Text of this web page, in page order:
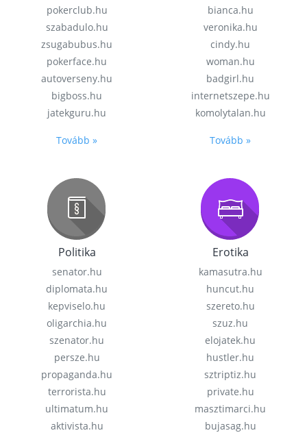
pokerclub.hu
szabadulo.hu
zsugabubus.hu
pokerface.hu
autoverseny.hu
bigboss.hu
jatekguru.hu
Tovább »
bianca.hu
veronika.hu
cindy.hu
woman.hu
badgirl.hu
internetszepe.hu
komolytalan.hu
Tovább »
Politika
senator.hu
diplomata.hu
kepviselo.hu
oligarchia.hu
szenator.hu
persze.hu
propaganda.hu
terrorista.hu
ultimatum.hu
aktivista.hu
Erotika
kamasutra.hu
huncut.hu
szereto.hu
szuz.hu
elojatek.hu
hustler.hu
sztriptiz.hu
private.hu
masztimarci.hu
bujasag.hu